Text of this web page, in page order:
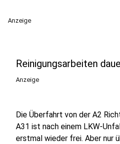
Anzeige
Reinigungsarbeiten
Anzeige
Die Überfahrt von der A2
A31 ist nach einem LKW-
erstmal wieder frei. Aber nur